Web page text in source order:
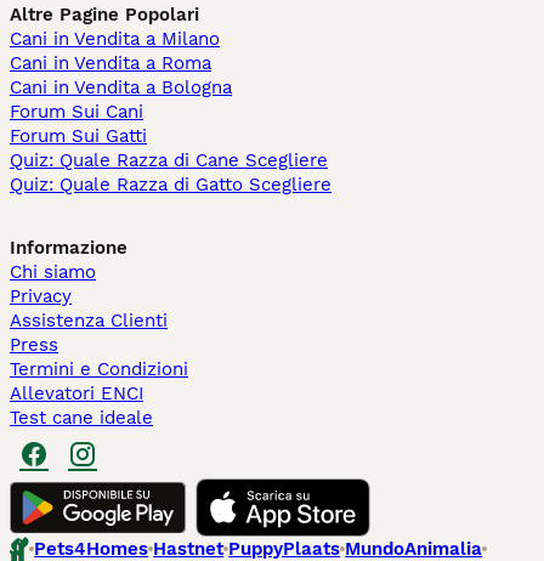
Altre Pagine Popolari
Cani in Vendita a Milano
Cani in Vendita a Roma
Cani in Vendita a Bologna
Forum Sui Cani
Forum Sui Gatti
Quiz: Quale Razza di Cane Scegliere
Quiz: Quale Razza di Gatto Scegliere
Informazione
Chi siamo
Privacy
Assistenza Clienti
Press
Termini e Condizioni
Allevatori ENCI
Test cane ideale
Pets4Homes Hastnet PuppyPlaats MundoAnimalia